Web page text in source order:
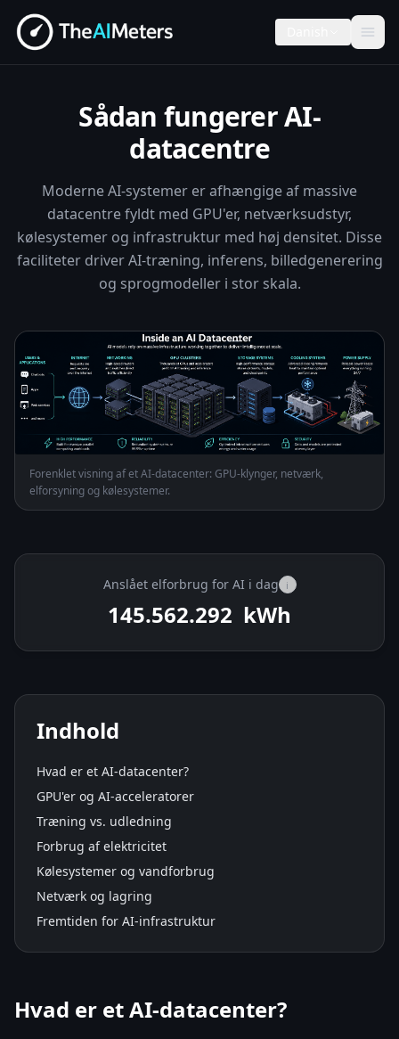
Sådan fungerer AI-
datacentre
Moderne AI-systemer er afhængige af massive
datacentre fyldt med GPU'er, netværksudstyr,
kølesystemer og infrastruktur med høj densitet. Disse
faciliteter driver AI-træning, inferens, billedgenerering
og sprogmodeller i stor skala.
Forenklet visning af et AI-datacenter: GPU-klynger, netværk,
elforsyning og kølesystemer.
Anslået elforbrug for AI i dag i
145.563.279 kWh
Indhold
Hvad er et AI-datacenter?
GPU'er og AI-acceleratorer
Træning vs. udledning
Forbrug af elektricitet
Kølesystemer og vandforbrug
Netværk og lagring
Fremtiden for AI-infrastruktur
Hvad er et AI-datacenter?